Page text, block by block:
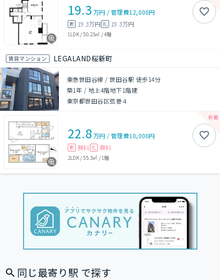
19.3 万円 /管理費12,000円
敷 19.3万円 礼 19.3万円
1LDK/50.23㎡ /4階
賃貸マンション LEGALAND桜新町
東急世田谷線 / 世田谷駅 徒歩14分
築1年 / 地上4階地下1階建
東京都世田谷区弦巻４
22.8万円 /管理費10,000円
敷 無料 礼 無料
2LDK/55.3㎡ / 1階
同じ最寄り駅 で探す